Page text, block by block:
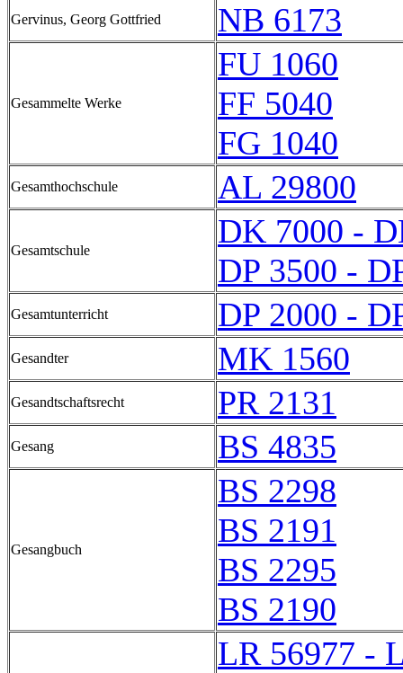
Gervinus, Georg Gottfried NB 6173
Gesammelte Werke
FU 1060
FF 5040
FG 1040
Gesamthochschule AL 29800
Gesamtschule
DK 7000 -
DP 3500 -
Gesamtunterricht DP 2000 -
Gesandter MK 1560
Gesandtschaftsrecht PR 2131
Gesang BS 4835
Gesangbuch
BS 2298
BS 2191
BS 2295
BS 2190
LR 56977 -